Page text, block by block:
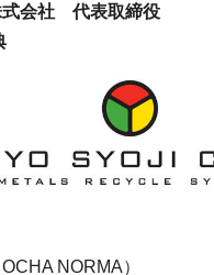
式会社 代表取締役
NORMA）